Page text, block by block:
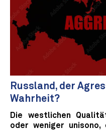
Russland, der
Wahrheit?
Die westlichen
oder weniger unisono,